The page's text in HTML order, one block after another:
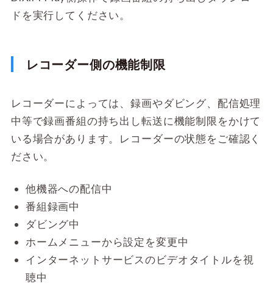
ドを実行してください。
レコーダー側の機能制限
レコーダーによっては、録画やダビング、配信処理
中等で録画番組の持ち出し転送に機能制限をかけて
いる場合があります。レコーダーの状態をご確認く
ださい。
他機器への配信中
番組録画中
ダビング中
ホームメニューから設定を変更中
インターネットサービスのビデオタイトルを視
聴中